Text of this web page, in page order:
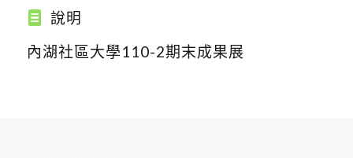
說明
內湖社區大學110-2期末成果展